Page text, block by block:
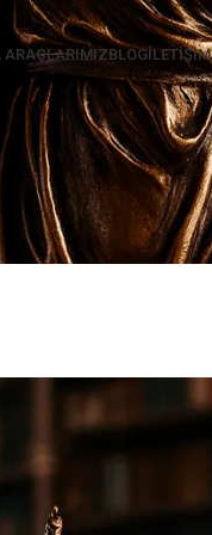
ARAÇLARIMIZBLOGİLETIŞIM